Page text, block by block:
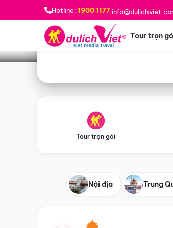
Hotline: 1900 1177
Tour trọn
Bạn muốn đi đâu? *
Tour trọn gói
Nội địa Trung